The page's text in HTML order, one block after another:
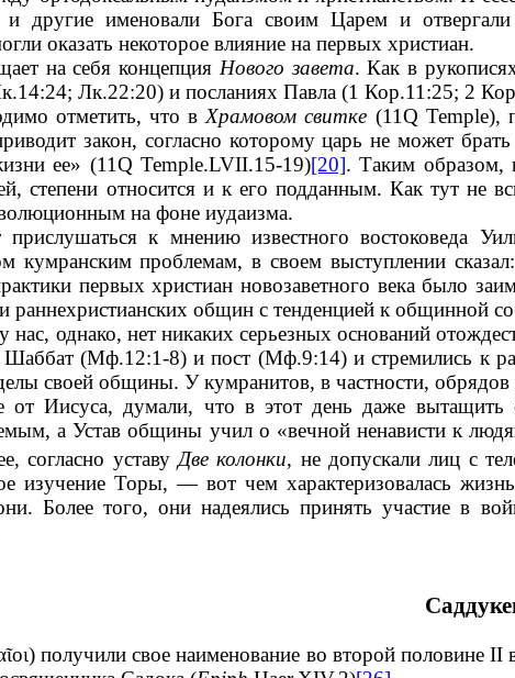
другие именовали Бога своим Царем и
оказать некоторое влияние на первых христиан.
на себя концепция Нового завета. Как в
Лк.22:20) и посланиях Павла (1 Кор.11:25; 2
отметить, что в Храмовом свитке (11Q Temple),
закон, согласно которому царь не может
ее» (11Q Temple.LVII.15-19)[20]. Таким образом,
степени относится и к его подданным. Как тут не
на фоне иудаизма.
прислушаться к мнению известного востоковеда
кумранским проблемам, в своем выступлении
первых христиан новозаветного века было
раннехристианских общин с тенденцией к общинной
однако, нет никаких серьезных оснований
Шаббат (Мф.12:1-8) и пост (Мф.9:14) и стремились к
своей общины. У кумранитов, в частности,
от Иисуса, думали, что в этот день даже
а Устав общины учил о «вечной ненависти к
согласно уставуДве колонки, не допускали лиц с
изучение Торы, — вот чем характеризовалась
Более того, они надеялись принять участие в
) получили свое наименование во второй половине